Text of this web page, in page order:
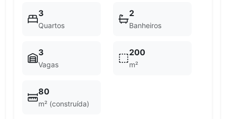
3
Quartos
2
Banheiros
3
Vagas
200
m²
80
m² (construída)